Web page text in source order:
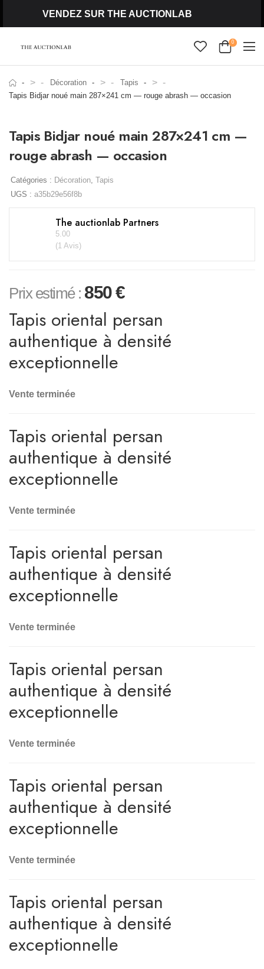
VENDEZ SUR THE AUCTIONLAB
0
> Décoration > Tapis >
Tapis Bidjar noué main 287×241 cm — rouge abrash — occasion
Tapis Bidjar noué main 287×241 cm —
rouge abrash — occasion
Catégories : Décoration, Tapis
UGS : a35b29e56f8b
The auctionlab Partners
5.00
(1 Avis)
Prix estimé : 850€
Tapis oriental persan
authentique à densité
exceptionnelle
Vente terminée
Tapis oriental persan
authentique à densité
exceptionnelle
Vente terminée
Tapis oriental persan
authentique à densité
exceptionnelle
Vente terminée
Tapis oriental persan
authentique à densité
exceptionnelle
Vente terminée
Tapis oriental persan
authentique à densité
exceptionnelle
Vente terminée
Tapis oriental persan
authentique à densité
exceptionnelle